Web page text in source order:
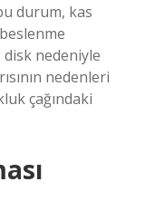
durum, kas
disk nedeniyle
nedenleri
çağındaki